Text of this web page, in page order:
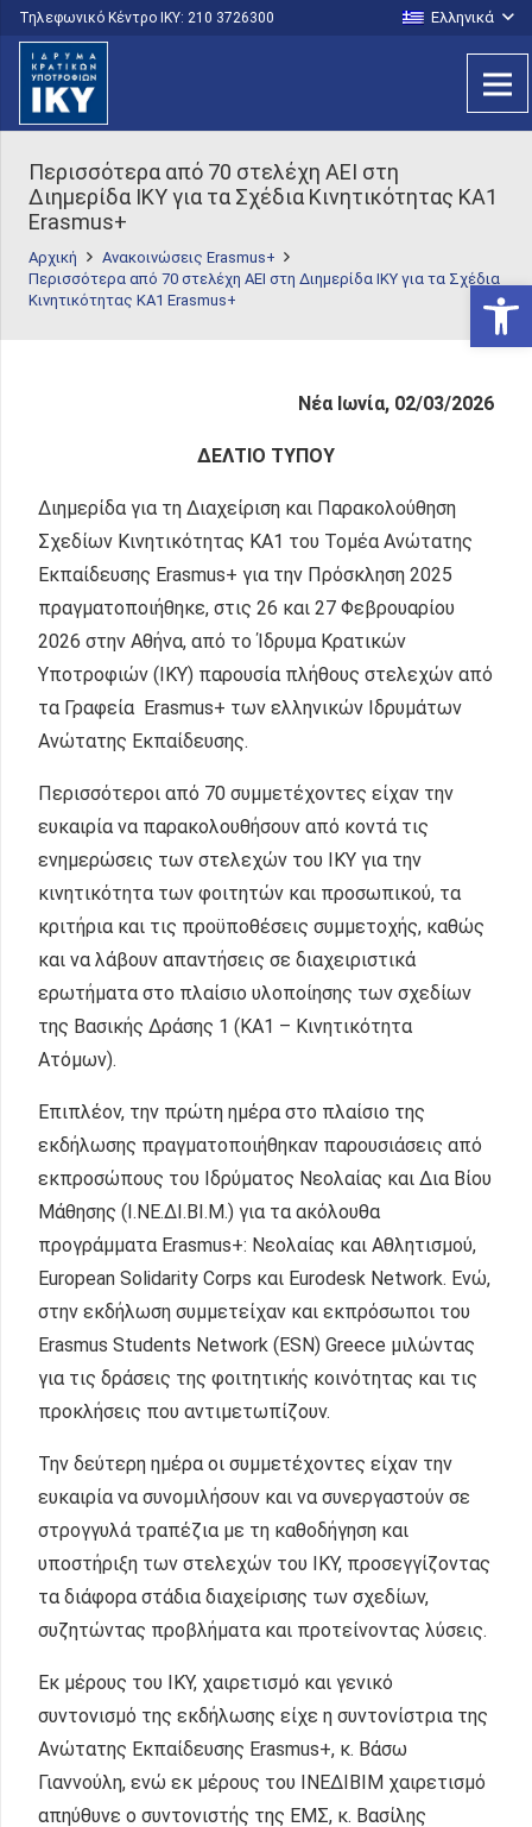
Τηλεφωνικό Κέντρο IKY: 210 3726300 Ελληνικά
Περισσότερα από 70 στελέχη ΑΕΙ στη
Διημερίδα ΙΚΥ για τα Σχέδια Κινητικότητας ΚΑ1
Erasmus+
Αρχική
Ανακοινώσεις Erasmus+
Περισσότερα από 70 στελέχη ΑΕΙ στη Διημερίδα ΙΚΥ για τα Σχέδια
Κινητικότητας ΚΑ1 Erasmus+
Νέα Ιωνία, 02/03/2026
ΔΕΛΤΙΟ ΤΥΠΟΥ
Διημερίδα για τη Διαχείριση και Παρακολούθηση
Σχεδίων Κινητικότητας KA1 του Τομέα Ανώτατης
Εκπαίδευσης Erasmus+ για την Πρόσκληση 2025
πραγματοποιήθηκε, στις 26 και 27 Φεβρουαρίου
2026 στην Αθήνα, από το Ίδρυμα Κρατικών
Υποτροφιών (ΙΚΥ) παρουσία πλήθους στελεχών από
τα Γραφεία Erasmus+ των ελληνικών Ιδρυμάτων
Ανώτατης Εκπαίδευσης.
Περισσότεροι από 70 συμμετέχοντες είχαν την
ευκαιρία να παρακολουθήσουν από κοντά τις
ενημερώσεις των στελεχών του ΙΚΥ για την
κινητικότητα των φοιτητών και προσωπικού, τα
κριτήρια και τις προϋποθέσεις συμμετοχής, καθώς
και να λάβουν απαντήσεις σε διαχειριστικά
ερωτήματα στο πλαίσιο υλοποίησης των σχεδίων
της Βασικής Δράσης 1 (ΚΑ1 – Κινητικότητα
Ατόμων).
Επιπλέον, την πρώτη ημέρα στο πλαίσιο της
εκδήλωσης πραγματοποιήθηκαν παρουσιάσεις από
εκπροσώπους του Ιδρύματος Νεολαίας και Δια Βίου
Μάθησης (Ι.ΝΕ.ΔΙ.ΒΙ.Μ.) για τα ακόλουθα
προγράμματα Erasmus+: Νεολαίας και Αθλητισμού,
European Solidarity Corps και Eurodesk Network. Ενώ,
στην εκδήλωση συμμετείχαν και εκπρόσωποι του
Erasmus Students Network (ESN) Greece μιλώντας
για τις δράσεις της φοιτητικής κοινότητας και τις
προκλήσεις που αντιμετωπίζουν.
Την δεύτερη ημέρα οι συμμετέχοντες είχαν την
ευκαιρία να συνομιλήσουν και να συνεργαστούν σε
στρογγυλά τραπέζια με τη καθοδήγηση και
υποστήριξη των στελεχών του ΙΚΥ, προσεγγίζοντας
τα διάφορα στάδια διαχείρισης των σχεδίων,
συζητώντας προβλήματα και προτείνοντας λύσεις.
Εκ μέρους του ΙΚΥ, χαιρετισμό και γενικό
συντονισμό της εκδήλωσης είχε η συντονίστρια της
Ανώτατης Εκπαίδευσης Erasmus+, κ. Βάσω
Γιαννούλη, ενώ εκ μέρους του ΙΝΕΔΙΒΙΜ χαιρετισμό
απηύθυνε ο συντονιστής της ΕΜΣ, κ. Βασίλης